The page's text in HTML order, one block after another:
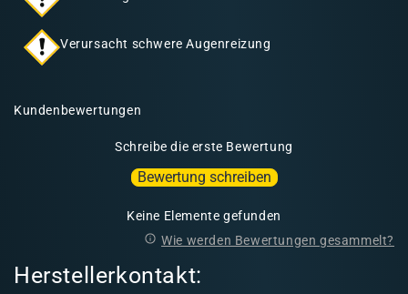
Verursacht schwere Augenreizung
Kundenbewertungen
Schreibe die erste Bewertung
Bewertung schreiben
Keine Elemente gefunden
Wie werden Bewertungen gesammelt?
Herstellerkontakt: